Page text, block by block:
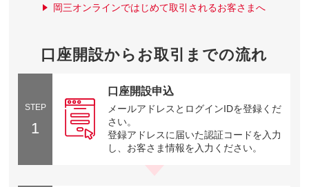
岡三オンラインではじめて取引されるお客さまへ
口座開設からお取引までの流れ
STEP
1
口座開設申込
メールアドレスとログインIDを登録くだ
さい。
登録アドレスに届いた認証コードを入力
し、お客さま情報を入力ください。